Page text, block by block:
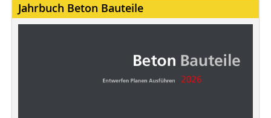
Jahrbuch Beton Bauteile